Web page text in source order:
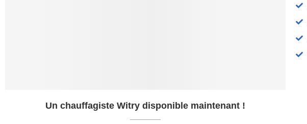
Un chauffagiste Witry disponible maintenant !